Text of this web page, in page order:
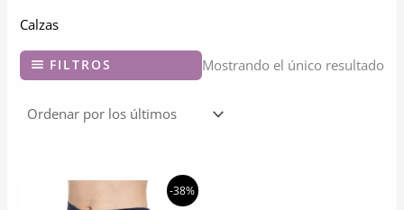
Calzas
FILTROS Mostrando el único resultado
-38%